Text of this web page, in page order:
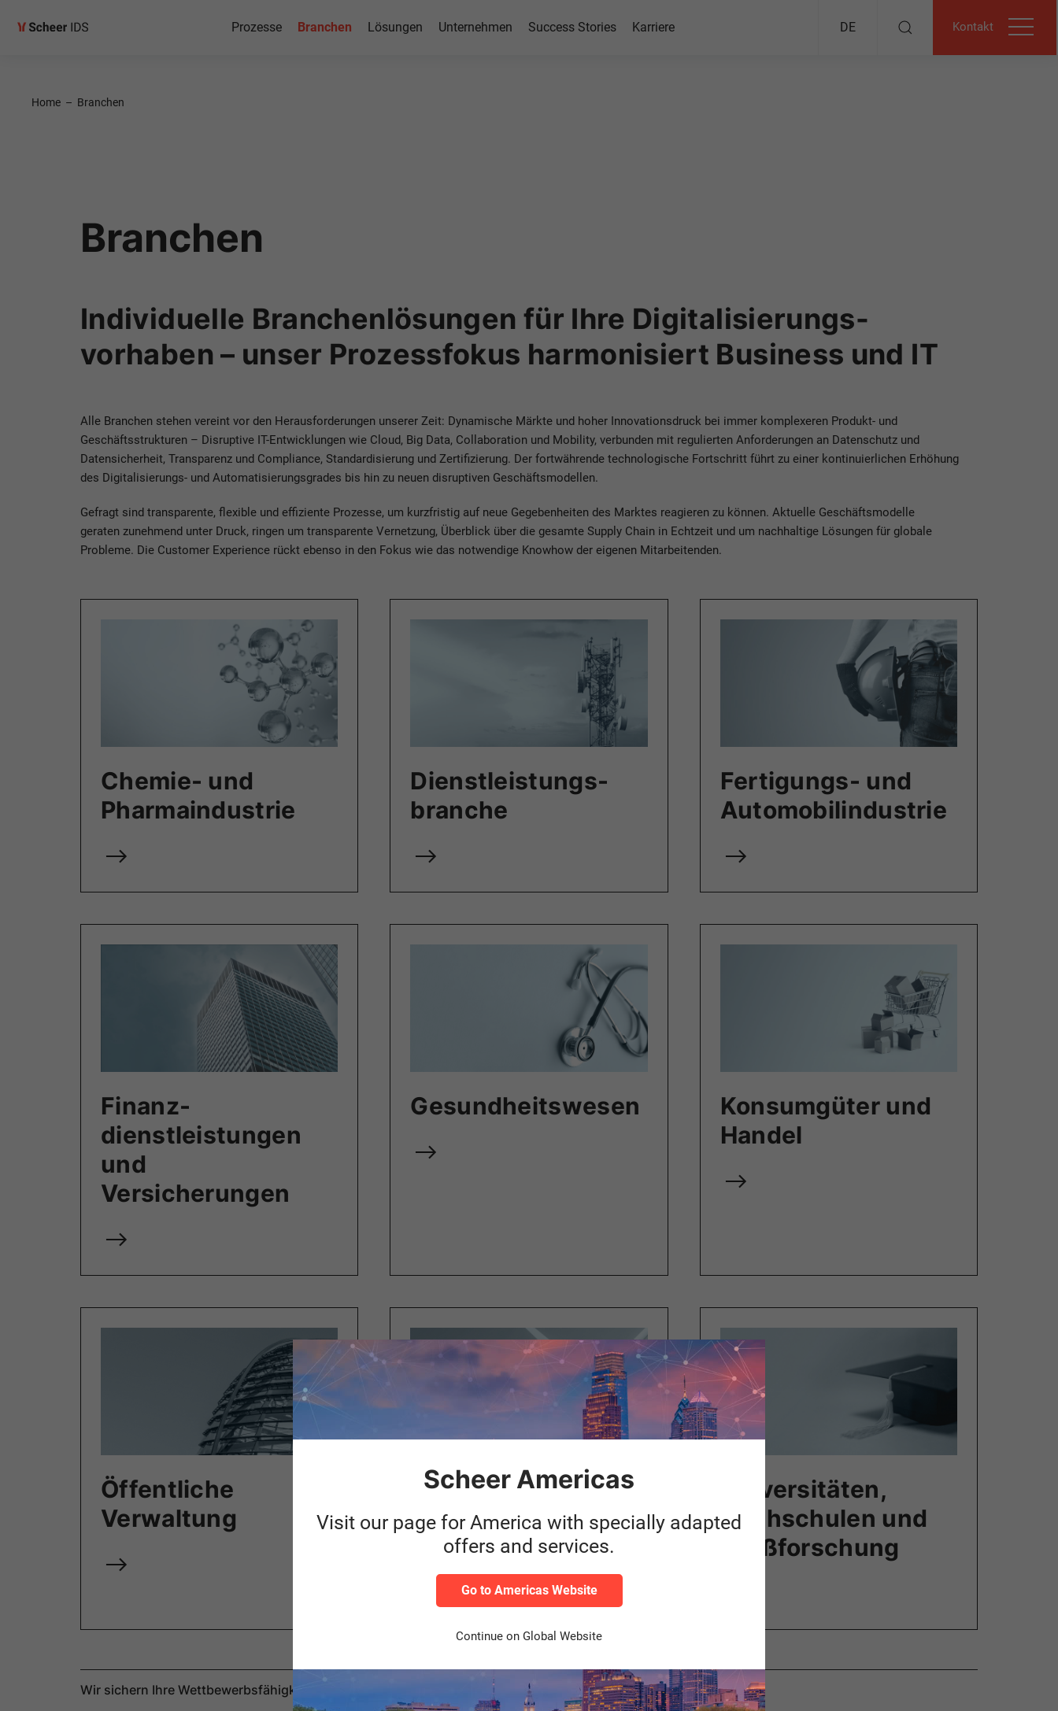
Prozesse Branchen Lösungen Unternehmen Success Stories Karriere DE Kontakt
Home – Branchen
Branchen
Individuelle Branchenlösungen für Ihre Digitalisierungs­
vorhaben – unser Prozessfokus harmonisiert Business und IT
Alle Branchen stehen vereint vor den Herausforderungen unserer Zeit: Dynamische Märkte und hoher Innovationsdruck bei immer komplexeren Produkt- und
Geschäftsstrukturen – Disruptive IT-Entwicklungen wie Cloud, Big Data, Collaboration und Mobility, verbunden mit regulierten Anforderungen an Datenschutz und
Datensicherheit, Transparenz und Compliance, Standardisierung und Zertifizierung. Der fortwährende technologische Fortschritt führt zu einer kontinuierlichen Erhöhung
des Digitalisierungs- und Automatisierungsgrades bis hin zu neuen disruptiven Geschäftsmodellen.
Gefragt sind transparente, flexible und effiziente Prozesse, um kurzfristig auf neue Gegebenheiten des Marktes reagieren zu können. Aktuelle Geschäftsmodelle
geraten zunehmend unter Druck, ringen um transparente Vernetzung, Überblick über die gesamte Supply Chain in Echtzeit und um nachhaltige Lösungen für globale
Probleme. Die Customer Experience rückt ebenso in den Fokus wie das notwendige Knowhow der eigenen Mitarbeitenden.
Chemie- und
Pharma­industrie
Dienstleistungs­
branche
Fertigungs- und
Automobilindustrie
Finanz­
dienstleistungen
und
Versicherungen
Gesundheitswesen
Konsumgüter und
Handel
Öffentliche
Verwaltung
Ver- und
Entsorgungs­
industrie
Universitäten,
Hochschulen und
Großforschung
Wir sichern Ihre Wettbewerbsfähigkeit
Scheer Americas
Visit our page for America with specially adapted
offers and services.
Go to Americas Website
Continue on Global Website